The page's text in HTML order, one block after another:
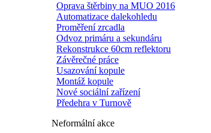
Oprava štěrbiny na MUO 2016
Automatizace dalekohledu
Proměření zrcadla
Odvoz primáru a sekundáru
Rekonstrukce 60cm reflektoru
Závěrečné práce
Usazování kopule
Montáž kopule
Nové sociální zařízení
Předehra v Turnově
Neformální akce